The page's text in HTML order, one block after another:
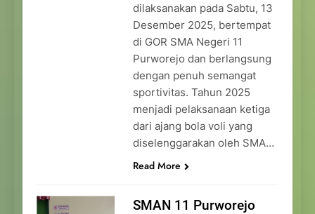
dilaksanakan pada Sabtu, 13
Desember 2025, bertempat
di GOR SMA Negeri 11
Purworejo dan berlangsung
dengan penuh semangat
sportivitas. Tahun 2025
menjadi pelaksanaan ketiga
dari ajang bola voli yang
diselenggarakan oleh SMA…
Read More
SMAN 11 Purworejo